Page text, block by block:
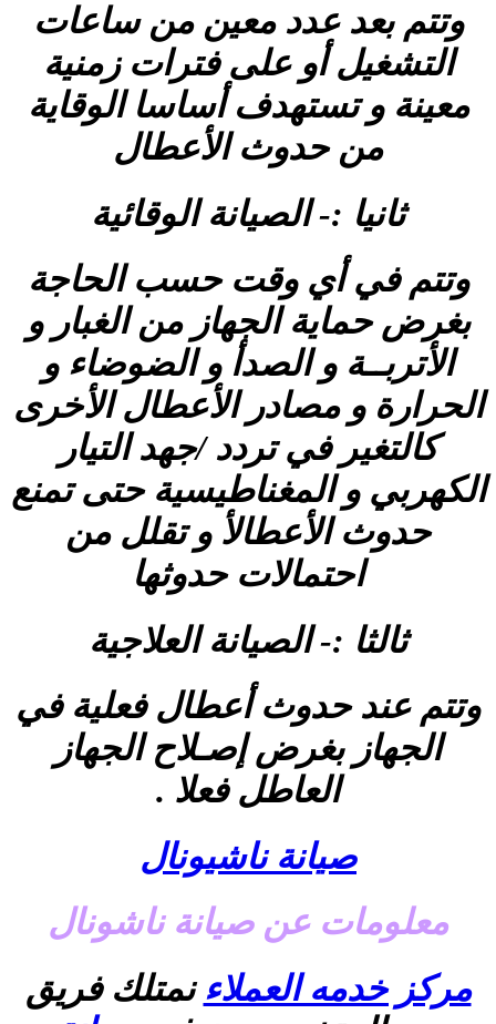
وتتم بعد عدد معين من ساعات
التشغيل أو على فترات زمنية
معينة و تستهدف أساسا الوقاية
من حدوث الأعطال
ثانيا :- الصيانة الوقائية
وتتم في أي وقت حسب الحاجة
بغرض حماية الجهاز من الغبار و
الأتربــة و الصدأ و الضوضاء و
الحرارة و مصادر الأعطال الأخرى
كالتغير في تردد /جهد التيار
الكهربي و المغناطيسية حتى تمنع
حدوث الأعطالأ و تقلل من
احتمالات حدوثها
ثالثا :- الصيانة العلاجية
وتتم عند حدوث أعطال فعلية في
الجهاز بغرض إصـلاح الجهاز
العاطل فعلا .
صيانة ناشيونال
معلومات عن صيانة ناشونال
مركز خدمه العملاءنمتلك فريق